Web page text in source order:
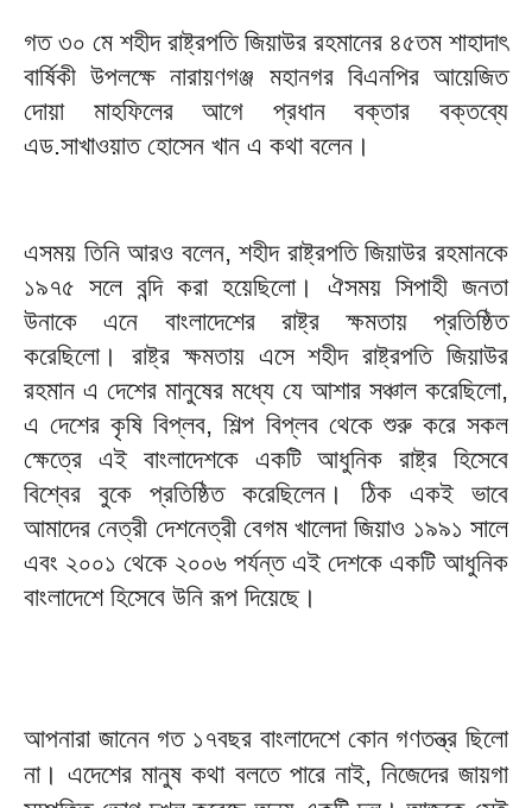
গত ৩০ মে শহীদ রাষ্ট্রপতি জিয়াউর রহমানের ৪৫তম শাহাদাৎ
বার্ষিকী উপলক্ষে নারায়ণগঞ্জ মহানগর বিএনপির আয়েজিত
দোয়া মাহফিলের আগে প্রধান বক্তার বক্তব্যে
এড.সাখাওয়াত হোসেন খান এ কথা বলেন।
এসময় তিনি আরও বলেন, শহীদ রাষ্ট্রপতি জিয়াউর রহমানকে
১৯৭৫ সলে বন্দি করা হয়েছিলো। ঐসময় সিপাহী জনতা
উনাকে এনে বাংলাদেশের রাষ্ট্র ক্ষমতায় প্রতিষ্ঠিত
করেছিলো। রাষ্ট্র ক্ষমতায় এসে শহীদ রাষ্ট্রপতি জিয়াউর
রহমান এ দেশের মানুষের মধ্যে যে আশার সঞ্চাল করেছিলো,
এ দেশের কৃষি বিপ্লব, শিল্প বিপ্লব থেকে শুরু করে সকল
ক্ষেত্রে এই বাংলাদেশকে একটি আধুনিক রাষ্ট্র হিসেবে
বিশ্বের বুকে প্রতিষ্ঠিত করেছিলেন। ঠিক একই ভাবে
আমাদের নেত্রী দেশনেত্রী বেগম খালেদা জিয়াও ১৯৯১ সালে
এবং ২০০১ থেকে ২০০৬ পর্যন্ত এই দেশকে একটি আধুনিক
বাংলাদেশে হিসেবে উনি রূপ দিয়েছে।
আপনারা জানেন গত ১৭বছর বাংলাদেশে কোন গণতন্ত্র ছিলো
না। এদেশের মানুষ কথা বলতে পারে নাই, নিজেদের জায়গা